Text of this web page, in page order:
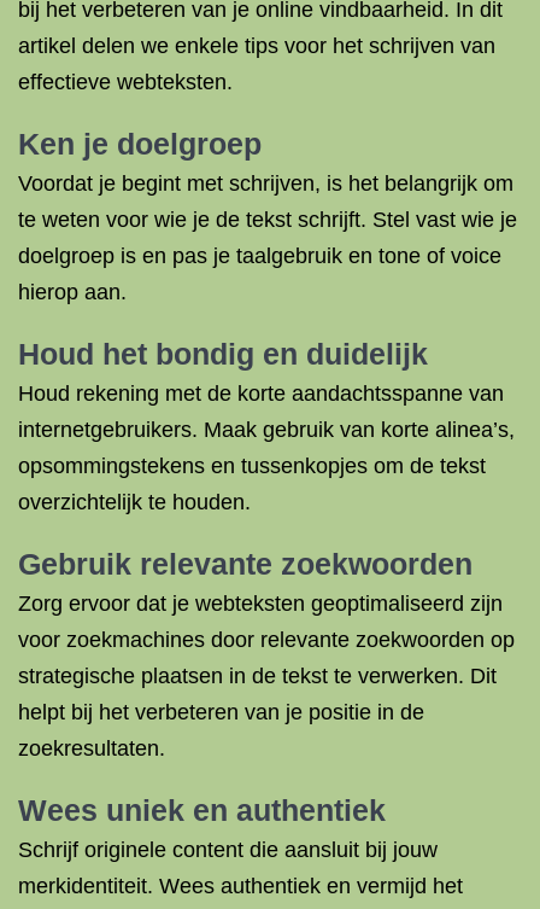
bij het verbeteren van je online vindbaarheid. In dit
artikel delen we enkele tips voor het schrijven van
effectieve webteksten.
Ken je doelgroep
Voordat je begint met schrijven, is het belangrijk om
te weten voor wie je de tekst schrijft. Stel vast wie je
doelgroep is en pas je taalgebruik en tone of voice
hierop aan.
Houd het bondig en duidelijk
Houd rekening met de korte aandachtsspanne van
internetgebruikers. Maak gebruik van korte alinea’s,
opsommingstekens en tussenkopjes om de tekst
overzichtelijk te houden.
Gebruik relevante zoekwoorden
Zorg ervoor dat je webteksten geoptimaliseerd zijn
voor zoekmachines door relevante zoekwoorden op
strategische plaatsen in de tekst te verwerken. Dit
helpt bij het verbeteren van je positie in de
zoekresultaten.
Wees uniek en authentiek
Schrijf originele content die aansluit bij jouw
merkidentiteit. Wees authentiek en vermijd het